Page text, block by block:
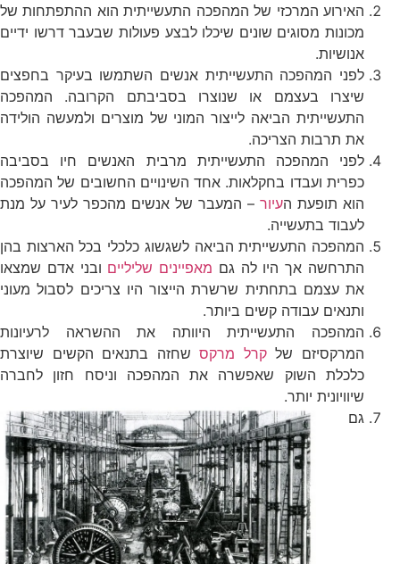
האירוע המרכזי של המהפכה התעשייתית הוא ההתפתחות של
מכונות מסוגים שונים שיכלו לבצע פעולות שבעבר דרשו ידיים
אנושיות.
לפני המהפכה התעשייתית אנשים השתמשו בעיקר בחפצים
שיצרו בעצמם או שנוצרו בסביבתם הקרובה. המהפכה
התעשייתית הביאה לייצור המוני של מוצרים ולמעשה הולידה
את תרבות הצריכה.
לפני המהפכה התעשייתית מרבית האנשים חיו בסביבה
כפרית ועבדו בחקלאות. אחד השינויים החשובים של המהפכה
הוא תופעת העיור – המעבר של אנשים מהכפר לעיר על מנת
לעבוד בתעשייה.
המהפכה התעשייתית הביאה לשגשוג כלכלי בכל הארצות בהן
התרחשה אך היו לה גם מאפיינים שליליים ובני אדם שמצאו
את עצמם בתחתית שרשרת הייצור היו צריכים לסבול מעוני
ותנאים עבודה קשים ביותר.
המהפכה התעשייתית היוותה את ההשראה לרעיונות
המרקסיזם שלקרל מרקסשחזה בתנאים הקשים שיוצרת
כלכלת השוק שאפשרה את המהפכה וניסח חזון לחברה
שיוויונית יותר.
גם